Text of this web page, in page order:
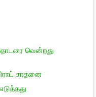
தொடரை வென்றது
சாதனை